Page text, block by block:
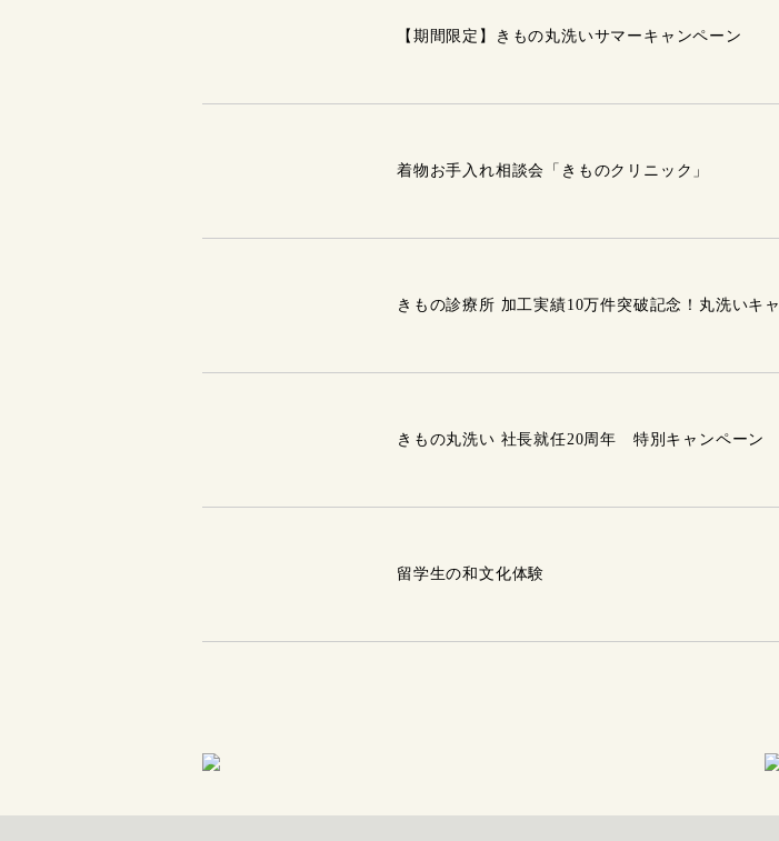
【期間限定】きもの丸洗いサマーキャンペーン
着物お手入れ相談会「きものクリニック」
きもの診療所 加工実績10万件突破記念！丸洗いキ
きもの丸洗い 社長就任20周年 特別キャンペーン
留学生の和文化体験